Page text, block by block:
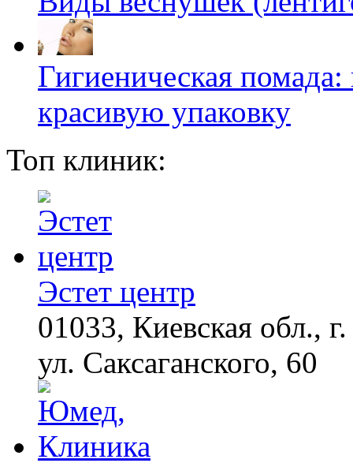
Гигиеническая
красивую упаковку
Топ клиник:
Эстет центр
01033, Киевская обл.,
ул. Саксаганского, 60